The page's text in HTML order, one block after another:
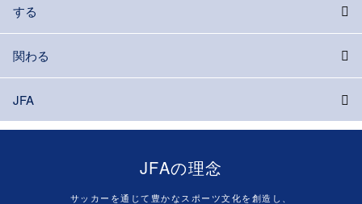
する
関わる
JFA
JFAの理念
サッカーを通じて豊かなスポーツ文化を創造し、